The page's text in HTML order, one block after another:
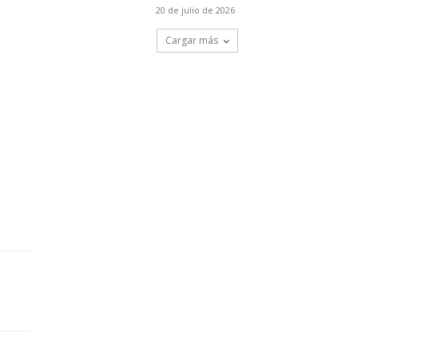
20 de julio de 2026
Cargar más